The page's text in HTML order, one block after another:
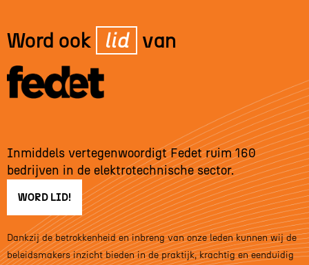
Word ook lid van
Inmiddels vertegenwoordigt Fedet ruim 160
bedrijven in de elektrotechnische sector.
WORD LID!
Dankzij de betrokkenheid en inbreng van onze leden kunnen wij de
beleidsmakers inzicht bieden in de praktijk, krachtig en eenduidig